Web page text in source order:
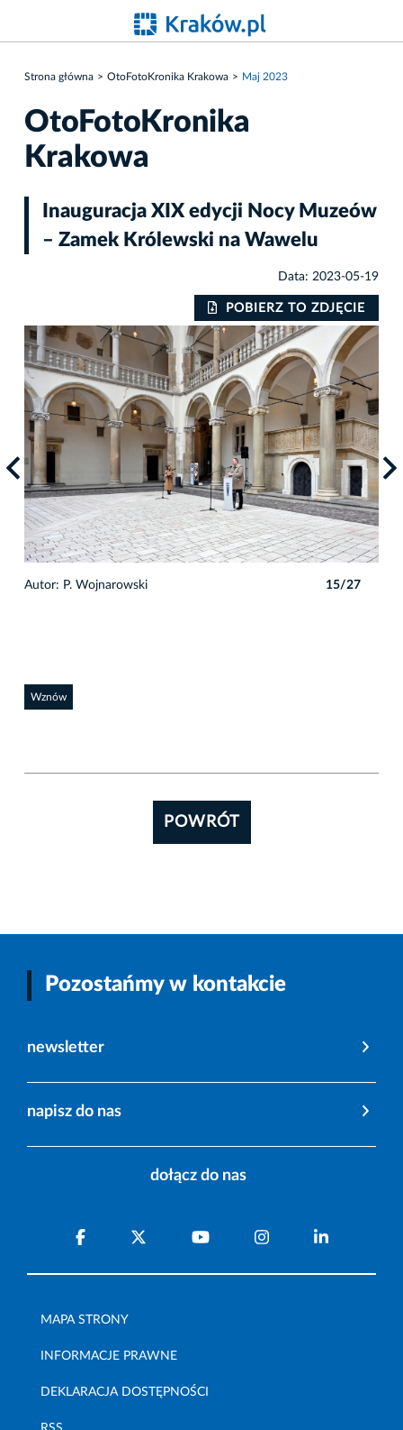
Strona główna OtoFotoKronika Krakowa Maj 2023
OtoFotoKronika
Krakowa
Inauguracja XIX edycji Nocy Muzeów
– Zamek Królewski na Wawelu
Data: 2023-05-19
POBIERZ TO ZDJĘCIE
Autor: P. Wojnarowski 15/27
Wznów
POWRÓT
Pozostańmy w kontakcie
newsletter
napisz do nas
dołącz do nas
MAPA STRONY
INFORMACJE PRAWNE
DEKLARACJA DOSTĘPNOŚCI